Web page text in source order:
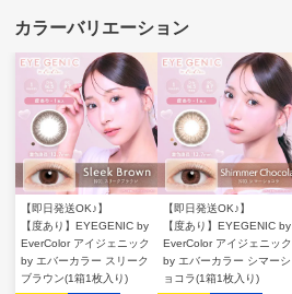
【即日発送OK♪】
【度あり】EYEGENIC by
EverColor アイジェニック
by エバーカラー スリーク
ブラウン(1箱1枚入り)
【即日発送OK♪】
【度あり】EYEGENIC by
EverColor アイジェニック
by エバーカラー シマーシ
ョコラ(1箱1枚入り)